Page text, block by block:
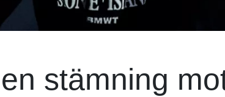
stämning